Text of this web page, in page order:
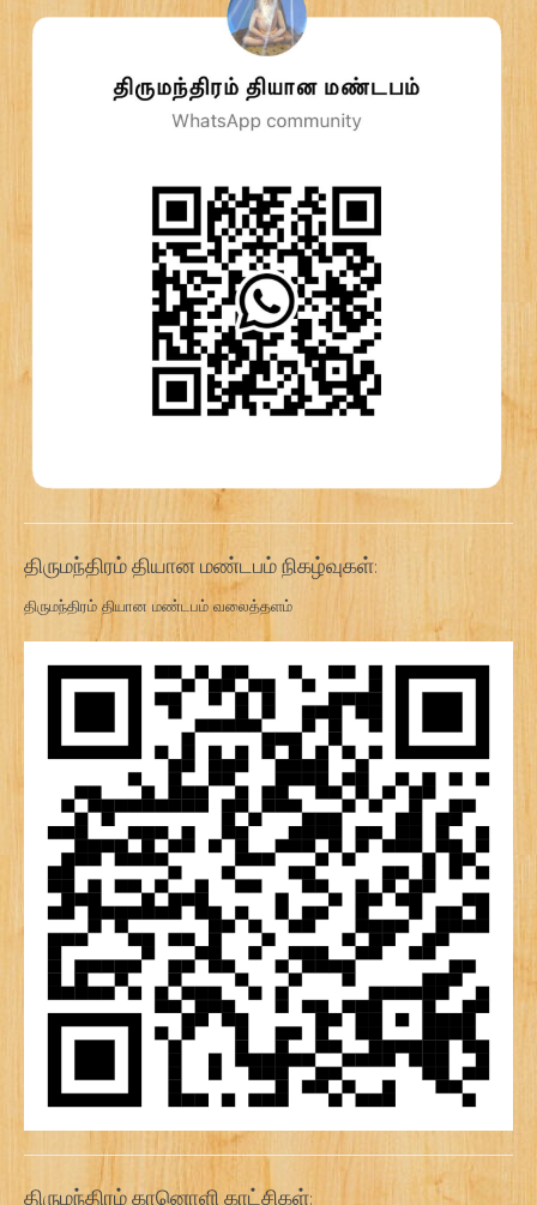
திருமந்திரம் தியான மண்டபம் நிகழ்வுகள்:
திருமந்திரம் தியான மண்டபம் வலைத்தளம்
திருமந்திரம் கானொளி காட்சிகள்: